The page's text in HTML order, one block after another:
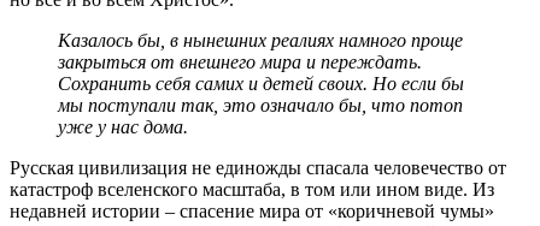
Казалось бы, в нынешних реалиях намного проще
закрыться от внешнего мира и переждать.
Сохранить себя самих и детей своих. Но если бы
мы поступали так, это означало бы, что потоп
уже у нас дома.
Русская цивилизация не единожды спасала человечество от
катастроф вселенского масштаба, в том или ином виде. Из
недавней истории – спасение мира от «коричневой чумы»